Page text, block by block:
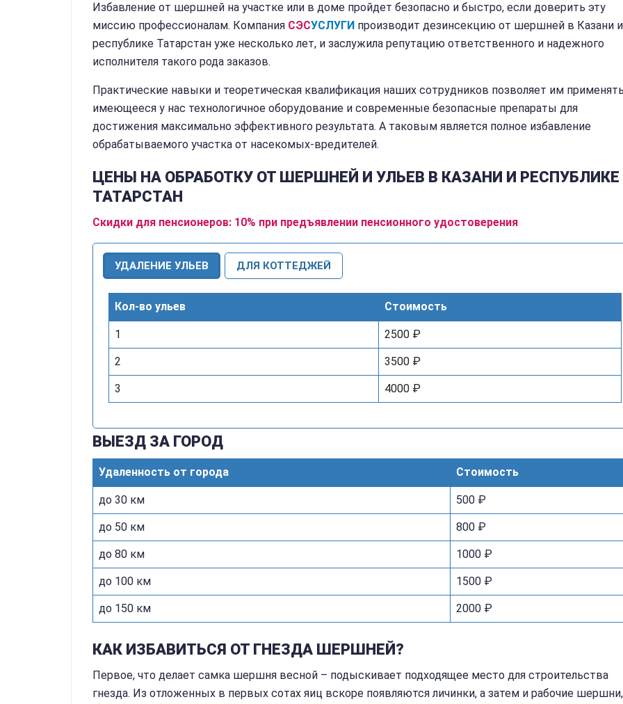
Избавление от шершней на участке или в доме пройдет безопасно и быстро, если доверить эту
миссию профессионалам. Компания СЭСУСЛУГИ производит дезинсекцию от шершней в Казани и
республике Татарстан уже несколько лет, и заслужила репутацию ответственного и надежного
исполнителя такого рода заказов.
Практические навыки и теоретическая квалификация наших сотрудников позволяет им
имеющееся у нас технологичное оборудование и современные безопасные препараты для
достижения максимально эффективного результата. А таковым является полное избавление
обрабатываемого участка от насекомых-вредителей.
ЦЕНЫ НА ОБРАБОТКУ ОТ ШЕРШНЕЙ И УЛЬЕВ В КАЗАНИ И РЕСПУБЛИКЕ
ТАТАРСТАН
Скидки для пенсионеров: 10% при предъявлении пенсионного удостоверения
УДАЛЕНИЕ УЛЬЕВ ДЛЯ КОТТЕДЖЕЙ
Кол-во ульев Стоимость
1 2500 ₽
2 3500 ₽
3 4000 ₽
ВЫЕЗД ЗА ГОРОД
Удаленность от города Стоимость
до 30 км 500 ₽
до 50 км 800 ₽
до 80 км 1000 ₽
до 100 км 1500 ₽
до 150 км 2000 ₽
КАК ИЗБАВИТЬСЯ ОТ ГНЕЗДА ШЕРШНЕЙ?
Первое, что делает самка шершня весной – подыскивает подходящее место для строительства
гнезда. Из отложенных в первых сотах яиц вскоре появляются личинки, а затем и рабочие шершни,